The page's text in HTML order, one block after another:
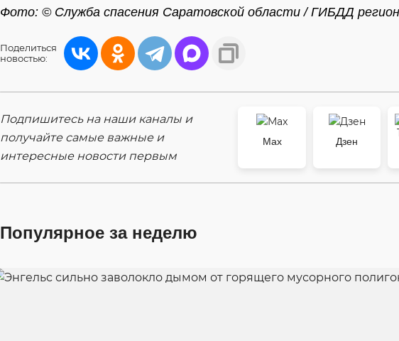
Фото: © Служба спасения Саратовской области / ГИБДД
Поделиться
новостью:
Подпишитесь на наши каналы и
получайте самые важные и
интересные новости первым
Max
Дзен
Популярное за неделю